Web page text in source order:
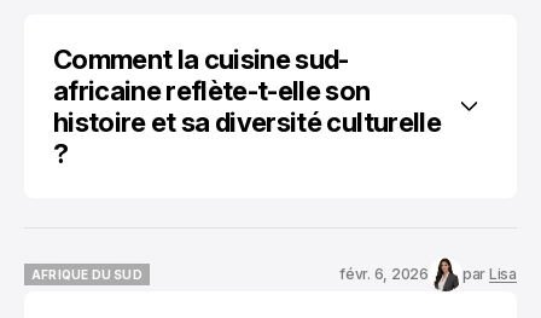
Comment la cuisine sud-
africaine reflète-t-elle son
histoire et sa diversité culturelle
?
AFRIQUE DU SUD
févr. 6, 2026 par Lisa